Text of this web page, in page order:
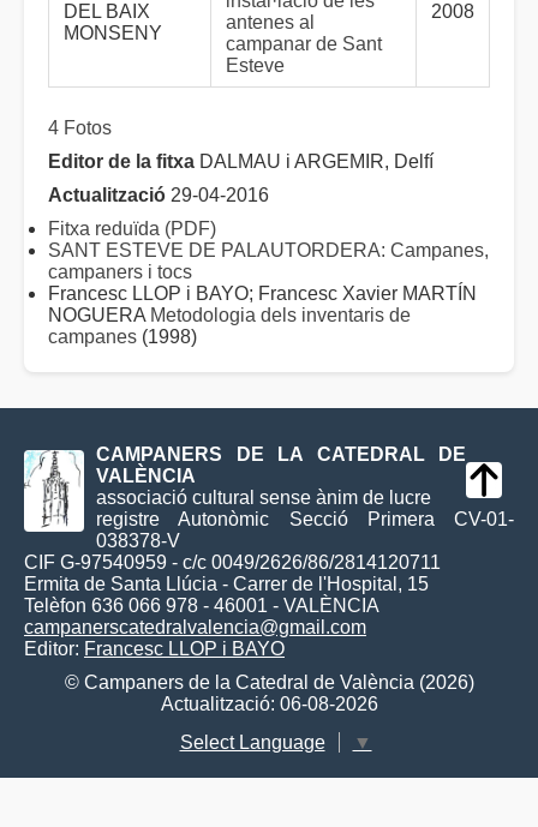
DEL BAIX
MONSENY
antenes al
campanar de Sant
Esteve
2008
4 Fotos
Editor de la fitxa DALMAU i ARGEMIR, Delfí
Actualització 29-04-2016
Fitxa reduïda (PDF)
SANT ESTEVE DE PALAUTORDERA: Campanes,
campaners i tocs
Francesc LLOP i BAYO; Francesc Xavier MARTÍN
NOGUERA Metodologia dels inventaris de
campanes (1998)
CAMPANERS DE LA CATEDRAL DE
VALÈNCIA
associació cultural sense ànim de lucre
registre Autonòmic Secció Primera CV-01-
038378-V
CIF G-97540959 - c/c 0049/2626/86/2814120711
Ermita de Santa Llúcia - Carrer de l'Hospital, 15
Telèfon 636 066 978 - 46001 - VALÈNCIA
campanerscatedralvalencia@gmail.com
Editor: Francesc LLOP i BAYO
© Campaners de la Catedral de València (2026)
Actualització: 06-08-2026
Select Language
▼